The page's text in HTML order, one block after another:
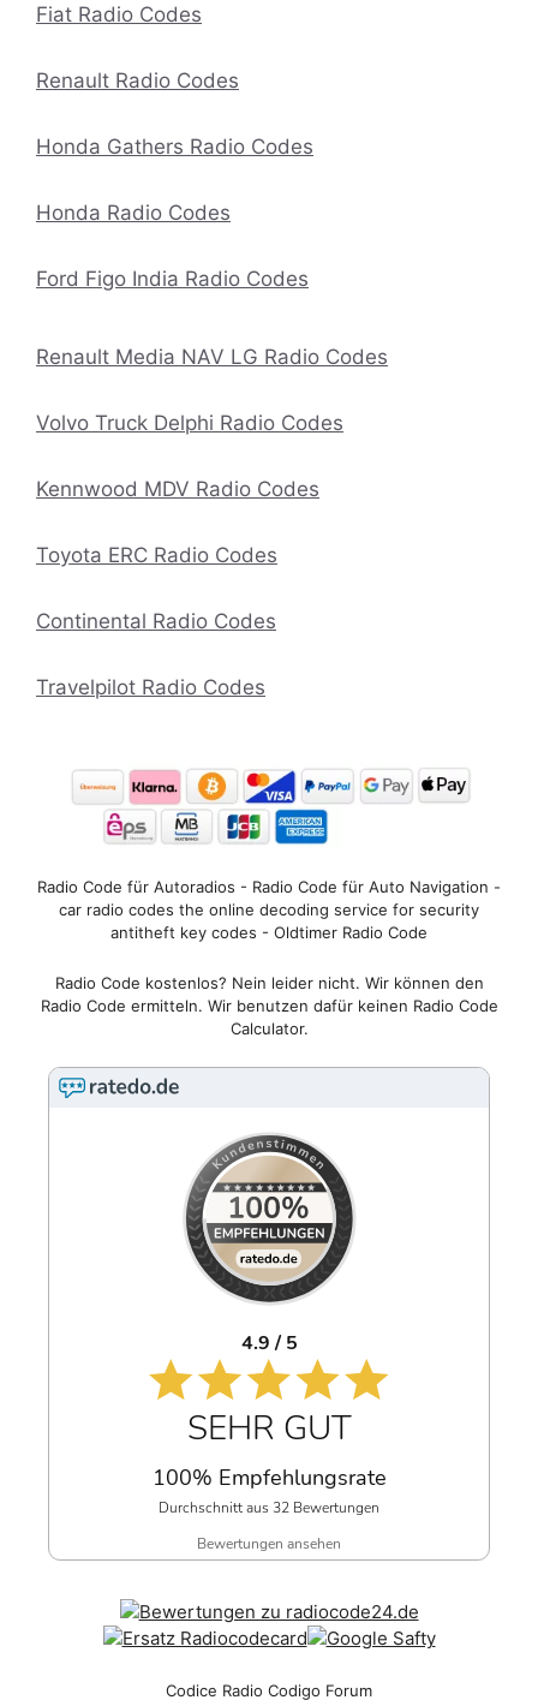
Fiat Radio Codes
Renault Radio Codes
Honda Gathers Radio Codes
Honda Radio Codes
Ford Figo India Radio Codes
Renault Media NAV LG Radio Codes
Volvo Truck Delphi Radio Codes
Kennwood MDV Radio Codes
Toyota ERC Radio Codes
Continental Radio Codes
Travelpilot Radio Codes
Radio Code für Autoradios - Radio Code für Auto Navigation -
car radio codes the online decoding service for security
antitheft key codes - Oldtimer Radio Code
Radio Code kostenlos? Nein leider nicht. Wir können den
Radio Code ermitteln. Wir benutzen dafür keinen Radio Code
Calculator.
4.9 / 5
SEHR GUT
100% Empfehlungsrate
Durchschnitt aus 32 Bewertungen
Bewertungen ansehen
Codice Radio Codigo Forum